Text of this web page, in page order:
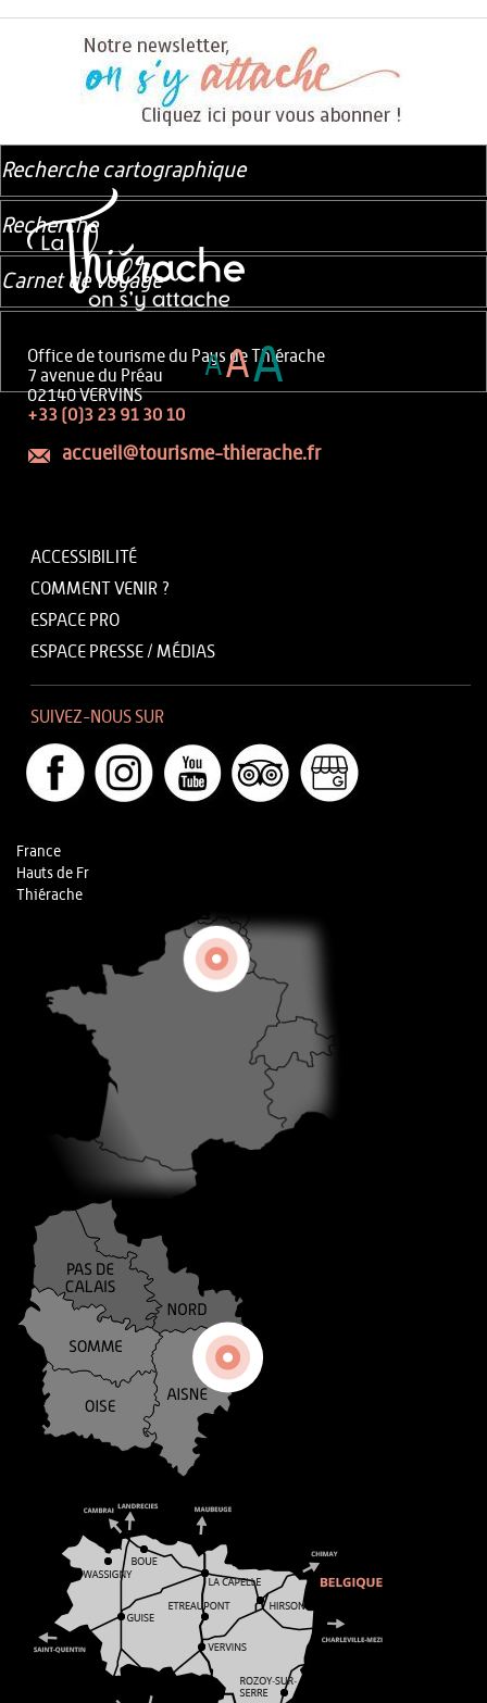
Office de tourisme du Pays de Thiérache
7 avenue du Préau
02140 VERVINS
+33 (0)3 23 91 30 10
accueil@tourisme-thierache.fr
ACCESSIBILITÉ
COMMENT VENIR ?
ESPACE PRO
ESPACE PRESSE / MÉDIAS
SUIVEZ-NOUS SUR
France
Hauts de Fr
Thiérache
Recherche cartographique
Recherche
Carnet de voyage
AAA